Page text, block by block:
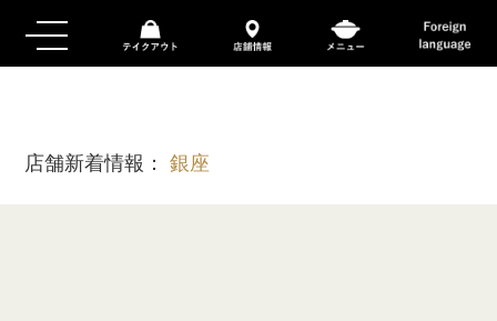
店舗新着情報：銀座